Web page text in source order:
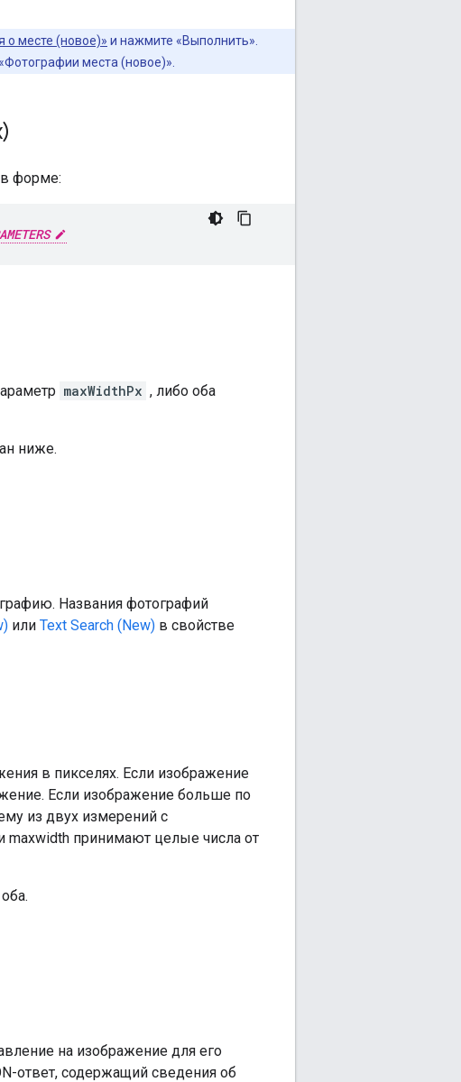
о месте (новое)» и нажмите «Выполнить».
места (новое)».
в форме:
maxWidthPx , либо оба
ниже.
Названия фотографий
или Text Search (New) в свойстве
в пикселях. Если изображение
Если изображение больше по
из двух измерений с
maxwidth принимают целые числа от
на изображение для его
ответ, содержащий сведения об